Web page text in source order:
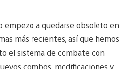
empezó a quedarse obsoleto en
más recientes, así que hemos
el sistema de combate con
combos, modificaciones y